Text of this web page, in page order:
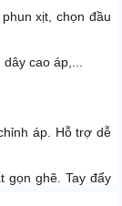
xịt, chọn đầu
cao áp,...
áp. Hỗ trợ dễ
gọn ghẽ. Tay đẩy